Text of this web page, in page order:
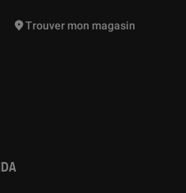
vont vous être proposées
Trouver mon magasin